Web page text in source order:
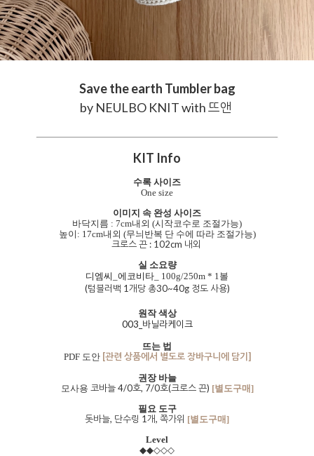
Save the earth Tumbler bag
by NEULBO KNITwith 뜨앤
KIT Info
수록 사이즈
One size
이미지 속 완성 사이즈
바닥지름 : 7cm내외 (시작코수로 조절가능)
높이: 17cm내외 (무늬반복 단 수에 따라 조절가능)
크로스 끈 : 102cm 내외
실 소요량
디엠씨_에코비타_ 100g/250m * 1볼
(텀블러백 1개당 총30~40g 정도 사용)
원작 색상
003_바닐라케이크
뜨는 법
PDF 도안 [관련 상품에서 별도로 장바구니에 담기]
권장 바늘
모사용 코바늘 4/0호, 7/0호(크로스 끈) [별도구매]
필요 도구
돗바늘, 단수링 1개, 쪽가위 [별도구매]
Level
◆◆◇◇◇